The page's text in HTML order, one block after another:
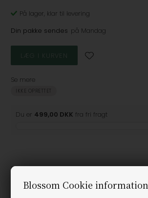
Blossom Cookie information
På lager, klar til levering
Din pakke sendes på Mandag
Se mere
IKKE OPRETTET
Du er 499,00 DKK fra fri fragt
Produktinformation